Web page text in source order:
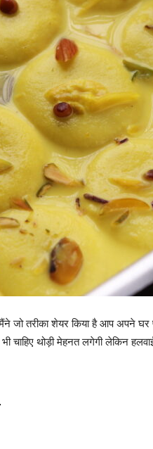
जो तरीका शेयर किया है आप अपने घर
चाहिए थोड़ी मेहनत लगेगी लेकिन